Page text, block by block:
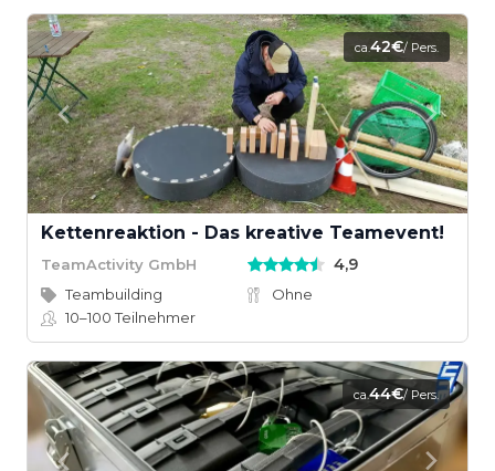
ca.42€/ Pers.
Kettenreaktion - Das kreative Teamevent!
TeamActivity GmbH 4,9
Teambuilding
Ohne
10–100Teilnehmer
ca.44€/ Pers.